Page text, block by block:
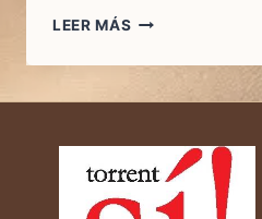
LEER MÁS LAS
DIJERON